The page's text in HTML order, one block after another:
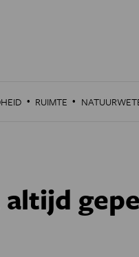
· RUIMTE ·